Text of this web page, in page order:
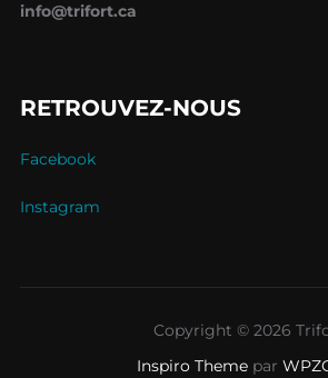
info@trifort.ca
RETROUVEZ-NOUS
Facebook
Instagram
Copyright © 2026
Inspiro Themepar